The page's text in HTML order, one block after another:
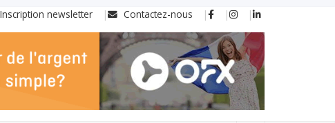
Inscription newsletter Contactez-nous